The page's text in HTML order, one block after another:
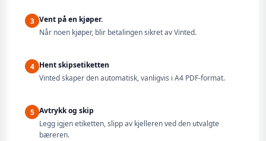
3 Vent på en kjøper.
Når noen kjøper, blir betalingen sikret av Vinted.
4 Hent skipsetiketten
Vinted skaper den automatisk, vanligvis i A4 PDF-format.
5 Avtrykk og skip
Legg igjen etiketten, slipp av kjelleren ved den utvalgte
bæreren.